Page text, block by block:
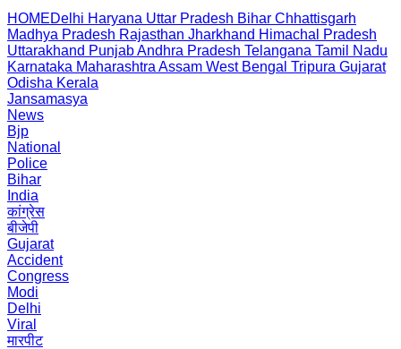
HOMEDelhi Haryana Uttar Pradesh Bihar Chhattisgarh
Madhya Pradesh Rajasthan Jharkhand Himachal Pradesh
Uttarakhand PunjabAndhra Pradesh Telangana Tamil Nadu
Karnataka Maharashtra Assam West Bengal Tripura Gujarat
Odisha Kerala
Jansamasya
News
Bjp
National
Police
Bihar
India
कांग्रेस
बीजेपी
Gujarat
Accident
Congress
Modi
Delhi
Viral
मारपीट